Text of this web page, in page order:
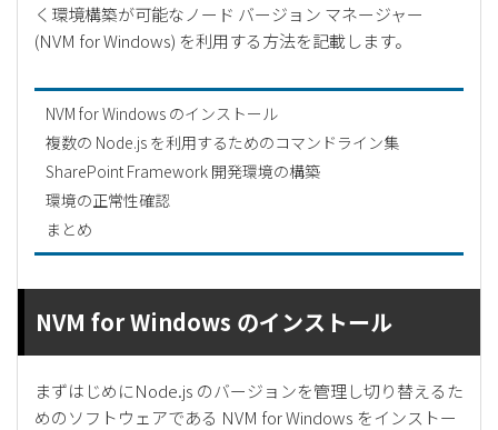
く環境構築が可能なノード バージョン マネージャー
(NVM for Windows) を利用する方法を記載します。
NVM for Windows のインストール
複数の Node.js を利用するためのコマンドライン集
SharePoint Framework 開発環境の構築
環境の正常性確認
まとめ
NVM for Windows のインストール
まずはじめにNode.js のバージョンを管理し切り替えるた
めのソフトウェアである NVM for Windows をインストー